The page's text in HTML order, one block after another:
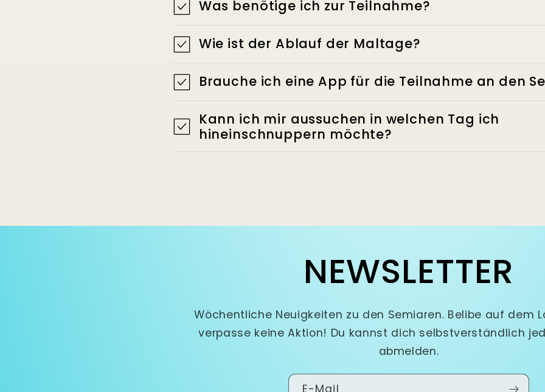
Was benötige ich zur Teilnahme?
Wie ist der Ablauf der Maltage?
Brauche ich eine App für die Teilnahme an den
Kann ich mir aussuchen in welchen Tag ich
hineinschnuppern möchte?
NEWSLETTER
Wöchentliche Neuigkeiten zu den Semiaren. Belibe auf dem
verpasse keine Aktion! Du kannst dich selbstverständlich
abmelden.
E-Mail